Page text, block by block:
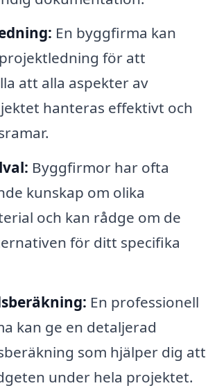
En byggfirma kan
för att
att alla aspekter av
hanteras effektivt och
Byggfirmor har ofta
kunskap om olika
och kan rådge om de
för ditt specifika
En professionell
kan ge en detaljerad
som hjälper dig att
under hela projektet.